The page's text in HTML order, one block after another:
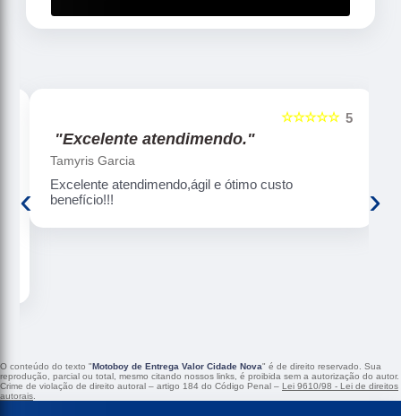
5
☆☆☆☆☆
"Excelente atendimendo."
Tamyris Garcia
Excelente atendimendo,ágil e ótimo custo
benefício!!!
‹ ›
O conteúdo do texto "Motoboy de Entrega Valor Cidade Nova" é de direito reservado. Sua
reprodução, parcial ou total, mesmo citando nossos links, é proibida sem a autorização do autor.
Crime de violação de direito autoral – artigo 184 do Código Penal – Lei 9610/98 - Lei de direitos
autorais